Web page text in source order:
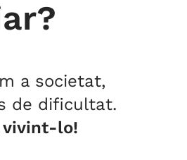
a societat,
de dificultat.
vivint-lo!